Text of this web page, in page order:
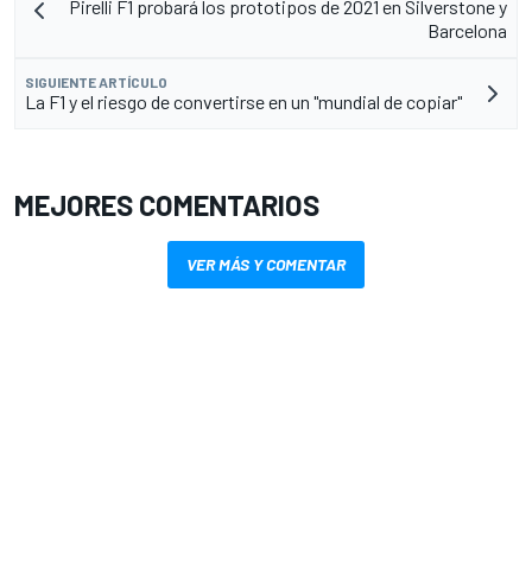
Pirelli F1 probará los prototipos de 2021 en Silverstone y
Barcelona
SIGUIENTE ARTÍCULO
La F1 y el riesgo de convertirse en un "mundial de copiar"
MEJORES COMENTARIOS
VER MÁS Y COMENTAR